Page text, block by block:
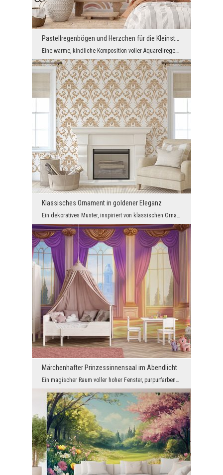
Eine warme, kindliche Komposition voller Aquarellregenbögen, kleiner Sonnen, Wölkchen und Herzche...
Klassisches Ornament in goldener Eleganz
Ein dekoratives Muster, inspiriert von klassischen Ornamenten, schafft eine zeitlose Raumgestaltu...
Märchenhafter Prinzessinnensaal im Abendlicht
Ein magischer Raum voller hoher Fenster, purpurfarbener Vorhänge und warmem Licht der untergehend...